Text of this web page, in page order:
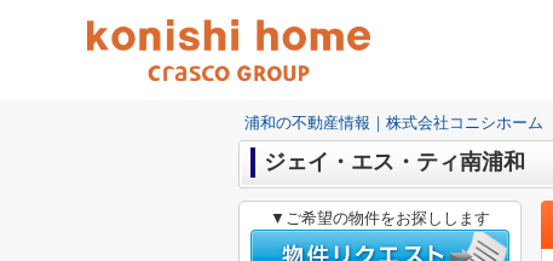
浦和の不動産情報｜株式会社コニシホーム
ジェイ・エス・ティ南浦和
▼ご希望の物件をお探しします